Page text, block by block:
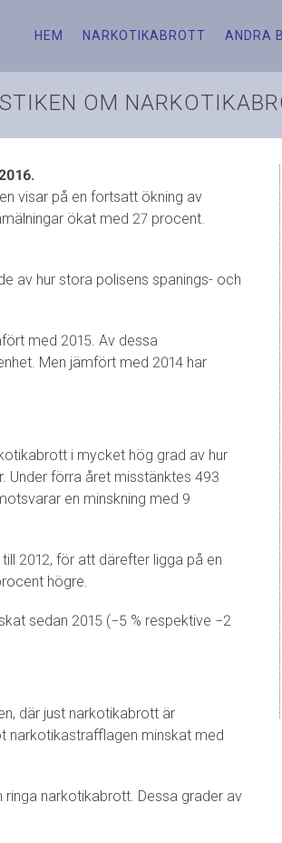
HEM NARKOTIKABROTT ANDRA
OM
visar på en fortsatt ökning av
ökat med 27 procent.
av hur stora polisens spanings- och
med 2015. Av dessa
Men jämfört med 2014 har
i mycket hög grad av hur
Under förra året misstänktes 493
en minskning med 9
2012, för att därefter ligga på en
högre.
sedan 2015 (−5 % respektive −2
där just narkotikabrott är
narkotikastrafflagen minskat med
narkotikabrott. Dessa grader av